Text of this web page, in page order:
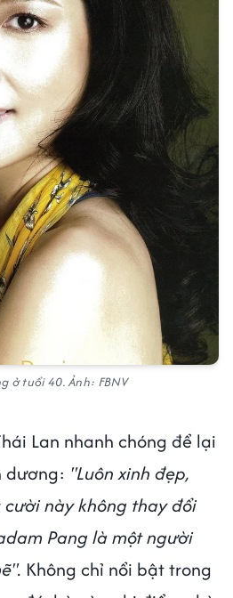
ở tuổi 40. Ảnh: FBNV
Lan nhanh chóng để lại
dương: "Luôn xinh đẹp,
này không thay đổi
Pang là một người
Không chỉ nổi bật trong